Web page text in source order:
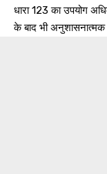
धारा 123 का उपयोग
के बाद भी अनुशासनात्मक